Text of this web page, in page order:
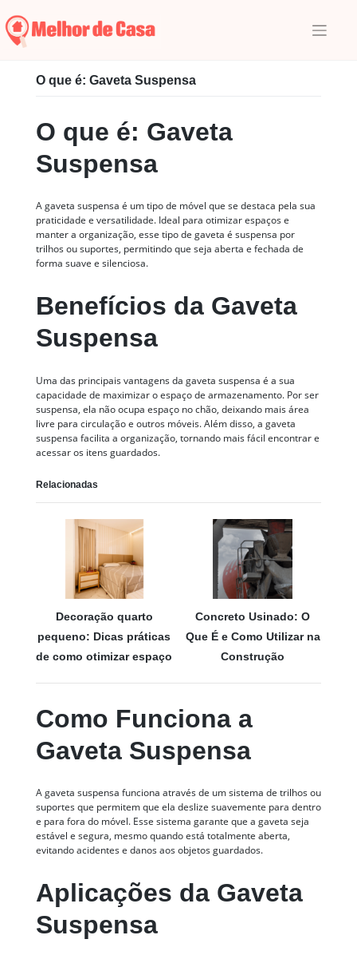
to
content
O que é: Gaveta Suspensa
O que é: Gaveta
Suspensa
A gaveta suspensa é um tipo de móvel que se destaca pela sua
praticidade e versatilidade. Ideal para otimizar espaços e
manter a organização, esse tipo de gaveta é suspensa por
trilhos ou suportes, permitindo que seja aberta e fechada de
forma suave e silenciosa.
Benefícios da Gaveta
Suspensa
Uma das principais vantagens da gaveta suspensa é a sua
capacidade de maximizar o espaço de armazenamento. Por ser
suspensa, ela não ocupa espaço no chão, deixando mais área
livre para circulação e outros móveis. Além disso, a gaveta
suspensa facilita a organização, tornando mais fácil encontrar e
acessar os itens guardados.
Relacionadas
Decoração quarto
pequeno: Dicas práticas
de como otimizar espaço
Concreto Usinado: O
Que É e Como Utilizar na
Construção
Como Funciona a
Gaveta Suspensa
A gaveta suspensa funciona através de um sistema de trilhos ou
suportes que permitem que ela deslize suavemente para dentro
e para fora do móvel. Esse sistema garante que a gaveta seja
estável e segura, mesmo quando está totalmente aberta,
evitando acidentes e danos aos objetos guardados.
Aplicações da Gaveta
Suspensa